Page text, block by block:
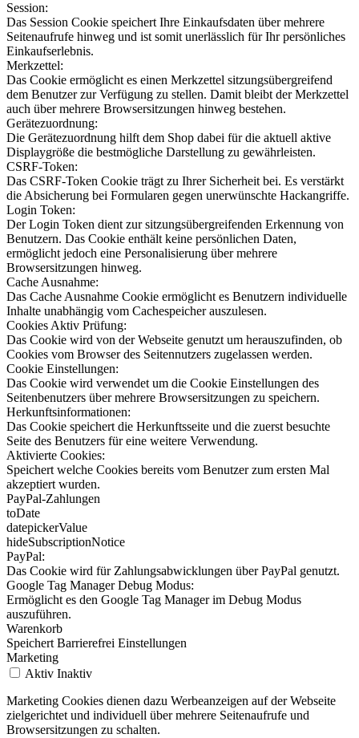
Session:
Das Session Cookie speichert Ihre Einkaufsdaten über mehrere
Seitenaufrufe hinweg und ist somit unerlässlich für Ihr persönliches
Einkaufserlebnis.
Merkzettel:
Das Cookie ermöglicht es einen Merkzettel sitzungsübergreifend
dem Benutzer zur Verfügung zu stellen. Damit bleibt der Merkzettel
auch über mehrere Browsersitzungen hinweg bestehen.
Gerätezuordnung:
Die Gerätezuordnung hilft dem Shop dabei für die aktuell aktive
Displaygröße die bestmögliche Darstellung zu gewährleisten.
CSRF-Token:
Das CSRF-Token Cookie trägt zu Ihrer Sicherheit bei. Es verstärkt
die Absicherung bei Formularen gegen unerwünschte Hackangriffe.
Login Token:
Der Login Token dient zur sitzungsübergreifenden Erkennung von
Benutzern. Das Cookie enthält keine persönlichen Daten,
ermöglicht jedoch eine Personalisierung über mehrere
Browsersitzungen hinweg.
Cache Ausnahme:
Das Cache Ausnahme Cookie ermöglicht es Benutzern individuelle
Inhalte unabhängig vom Cachespeicher auszulesen.
Cookies Aktiv Prüfung:
Das Cookie wird von der Webseite genutzt um herauszufinden, ob
Cookies vom Browser des Seitennutzers zugelassen werden.
Cookie Einstellungen:
Das Cookie wird verwendet um die Cookie Einstellungen des
Seitenbenutzers über mehrere Browsersitzungen zu speichern.
Herkunftsinformationen:
Das Cookie speichert die Herkunftsseite und die zuerst besuchte
Seite des Benutzers für eine weitere Verwendung.
Aktivierte Cookies:
Speichert welche Cookies bereits vom Benutzer zum ersten Mal
akzeptiert wurden.
PayPal-Zahlungen
toDate
datepickerValue
hideSubscriptionNotice
PayPal:
Das Cookie wird für Zahlungsabwicklungen über PayPal genutzt.
Google Tag Manager Debug Modus:
Ermöglicht es den Google Tag Manager im Debug Modus
auszuführen.
Warenkorb
Speichert Barrierefrei Einstellungen
Marketing
Aktiv Inaktiv
Marketing Cookies dienen dazu Werbeanzeigen auf der Webseite
zielgerichtet und individuell über mehrere Seitenaufrufe und
Browsersitzungen zu schalten.